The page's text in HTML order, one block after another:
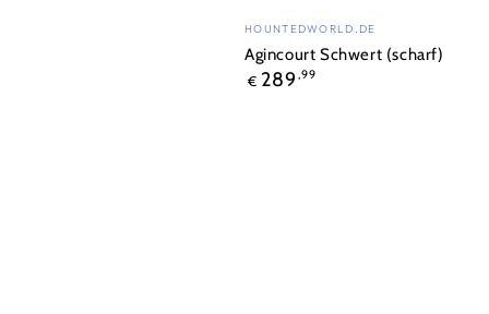
Verkäufer/in:
HOUNTEDWORLD.DE
Agincourt Schwert (scharf)
Regulärer
€ 289 ,99